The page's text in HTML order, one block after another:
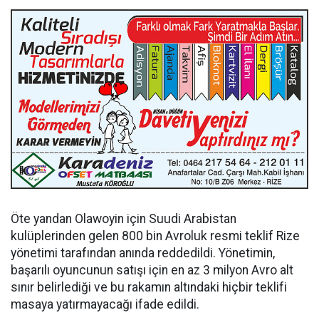
Öte yandan Olawoyin için Suudi Arabistan
kulüplerinden gelen 800 bin Avroluk resmi teklif Rize
yönetimi tarafından anında reddedildi. Yönetimin,
başarılı oyuncunun satışı için en az 3 milyon Avro alt
sınır belirlediği ve bu rakamın altındaki hiçbir teklifi
masaya yatırmayacağı ifade edildi.